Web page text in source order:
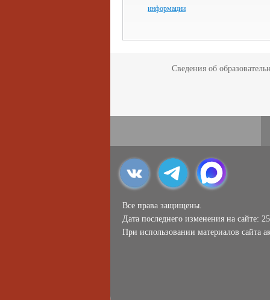
информации
Сведения об
Все права защищены.
Дата последнего изменения на сайте:
При использовании материалов сайта